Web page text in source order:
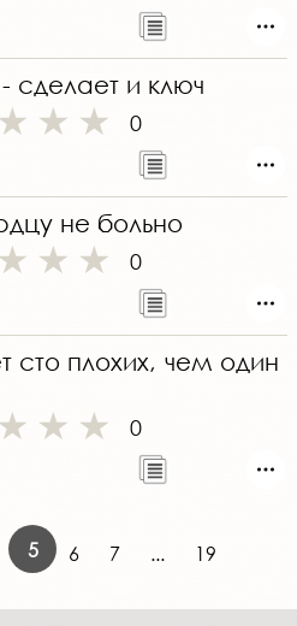
сделает и ключ
0
не больно
0
сто плохих, чем один
0
5 6 7 ... 19